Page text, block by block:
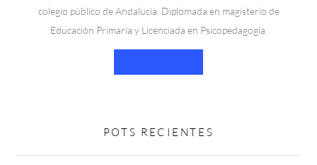
colegio público de Andalucía. Diplomada en magisterio de
Educación Primaria y Licenciada en Psicopedagogía.
POTS RECIENTES